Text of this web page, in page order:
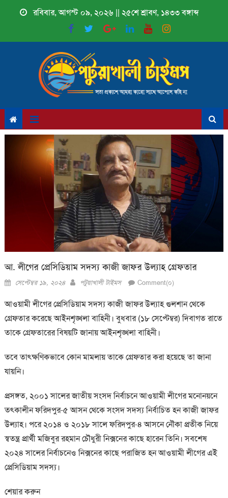
রবিবার, আগস্ট ০৯, ২০২৬ || ২৫শে শ্রাবণ, ১৪৩৩ বঙ্গাব্দ
আ. লীগের প্রেসিডিয়াম সদস্য কাজী জাফর উল্যাহ গ্রেফতার
Posted
সেপ্টেম্বর ১৯, ২০২৪ Author
পটুয়াখালী টাইমস Comment(০)
আওয়ামী লীগের প্রেসিডিয়াম সদস্য কাজী জাফর উল্যাহ গুলশান থেকে
গ্রেফতার করেছে আইনশৃঙ্খলা বাহিনী। বুধবার (১৮ সেপ্টেম্বর) দিবাগত রাতে
তাকে গ্রেফতারের বিষয়টি জানায় আইনশৃঙ্খলা বাহিনী।
তবে তাৎক্ষণিকভাবে কোন মামলায় তাকে গ্রেফতার করা হয়েছে তা জানা
যায়নি।
প্রসঙ্গত, ২০০১ সালের জাতীয় সংসদ নির্বাচনে আওয়ামী লীগের মনোনয়নে
তৎকালীন ফরিদপুর-৫ আসন থেকে সংসদ সদস্য নির্বাচিত হন কাজী জাফর
উল্যাহ। পরে ২০১৪ ও ২০১৮ সালে ফরিদপুর-৪ আসনে নৌকা প্রতীক নিয়ে
স্বতন্ত্র প্রার্থী মজিবুর রহমান চৌধুরী নিক্সনের কাছে হারেন তিনি। সবশেষ
২০২৪ সালের নির্বাচনেও নিক্সনের কাছে পরাজিত হন আওয়ামী লীগের এই
প্রেসিডিয়াম সদস্য।
শেয়ার করুন